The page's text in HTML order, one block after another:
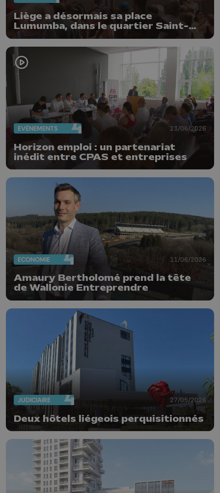
Liège a désormais sa place
Lumumba, dans le quartier Saint-
Léonard
EVÈNEMENTS 23/06/2026
Horizon emploi : un partenariat
inédit entre CPAS et entreprises
ECONOMIE 11/06/2026
Amaury Bertholomé prend la tête
de Wallonie Entreprendre
JUDICIAIRE 27/05/2026
Deux hôtels liégeois perquisitionnés